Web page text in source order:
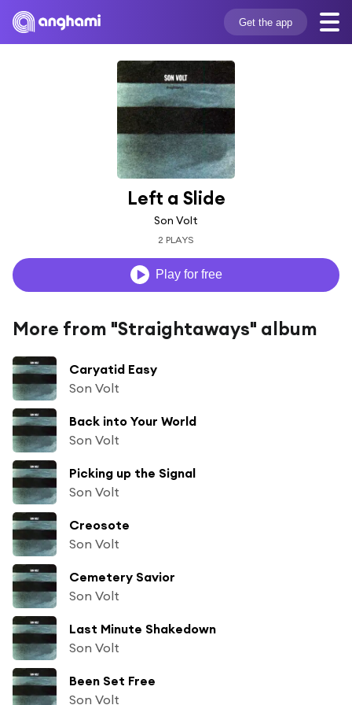
Get the app
Left a Slide
Son Volt
2 PLAYS
Play for free
More from "Straightaways" album
Caryatid Easy
Son Volt
Back into Your World
Son Volt
Picking up the Signal
Son Volt
Creosote
Son Volt
Cemetery Savior
Son Volt
Last Minute Shakedown
Son Volt
Been Set Free
Son Volt